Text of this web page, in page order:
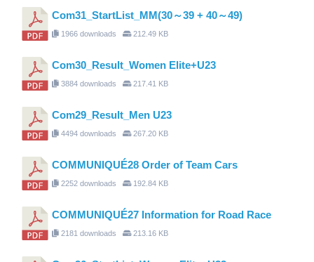
Com31_StartList_MM(30～39 + 40～49)
1966 downloads 212.49 KB
Com30_Result_Women Elite+U23
3884 downloads 217.41 KB
Com29_Result_Men U23
4494 downloads 267.20 KB
COMMUNIQUÉ28 Order of Team Cars
2252 downloads 192.84 KB
COMMUNIQUÉ27 Information for Road Race
2181 downloads 213.16 KB